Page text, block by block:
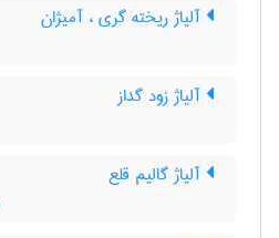
آلیاژ ریخته گری ، آمیژان
آلیاژ زود گداز
آلیاژ گالیم قلع